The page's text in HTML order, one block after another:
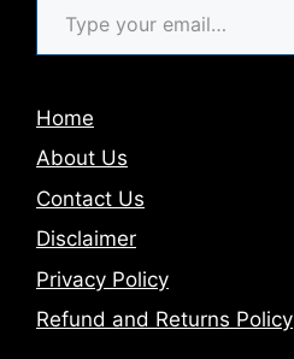
Home
About Us
Contact Us
Disclaimer
Privacy Policy
Refund and Returns Policy